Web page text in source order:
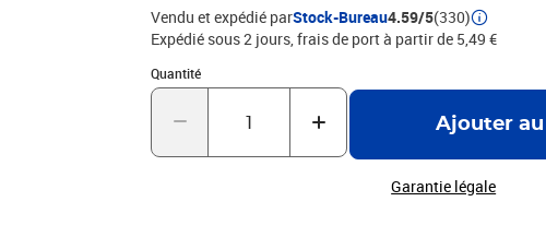
Vendu et expédié parStock-Bureau4.59/5(330)
Expédié sous 2 jours, frais de port à partir de 5,49 €
Quantité
Quantité : 1
Ajouter
Garantie légale